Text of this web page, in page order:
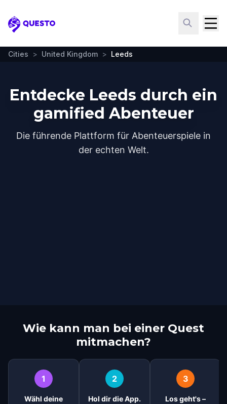
Questo
Cities > United Kingdom > Leeds
Entdecke Leeds durch ein
gamified Abenteuer
Die führende Plattform für Abenteuerspiele in
der echten Welt.
Wie kann man bei einer Quest
mitmachen?
1
Wähl deine
2
Hol dir die App.
3
Los geht's –